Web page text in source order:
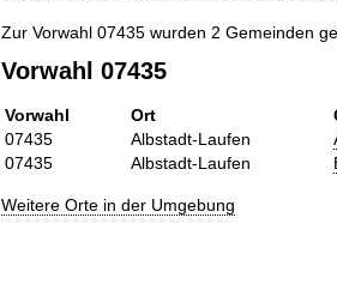
Zur Vorwahl 07435 wurden 2 Gemeinden
Vorwahl 07435
Vorwahl Ort
07435
Albstadt-Laufen
07435
Albstadt-Laufen
Weitere Orte in der Umgebung